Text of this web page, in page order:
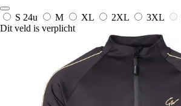
S 24u M XL 2XL 3XL
Dit veld is verplicht